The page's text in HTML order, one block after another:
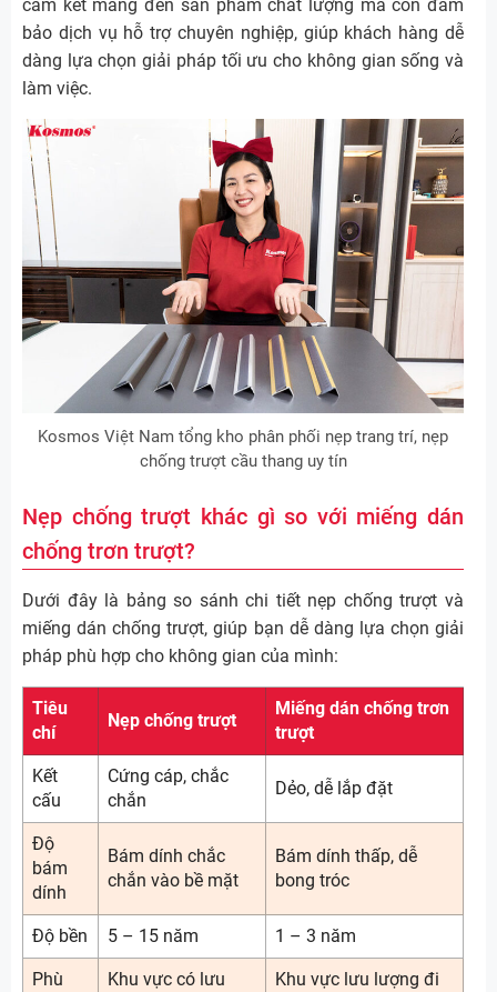
cam kết mang đến sản phẩm chất lượng mà còn đảm
bảo dịch vụ hỗ trợ chuyên nghiệp, giúp khách hàng dễ
dàng lựa chọn giải pháp tối ưu cho không gian sống và
làm việc.
Kosmos Việt Nam tổng kho phân phối nẹp trang trí, nẹp
chống trượt cầu thang uy tín
Nẹp chống trượt khác gì so với miếng dán
chống trơn trượt?
Dưới đây là bảng so sánh chi tiết nẹp chống trượt và
miếng dán chống trượt, giúp bạn dễ dàng lựa chọn giải
pháp phù hợp cho không gian của mình:
Tiêu
chí
Nẹp chống trượt
Miếng dán chống trơn
trượt
Kết
cấu
Cứng cáp, chắc
chắn
Dẻo, dễ lắp đặt
Độ
bám
dính
Bám dính chắc
chắn vào bề mặt
Bám dính thấp, dễ
bong tróc
Độ bền 5 – 15 năm 1 – 3 năm
Phù
Khu vực có lưu
Khu vực lưu lượng đi